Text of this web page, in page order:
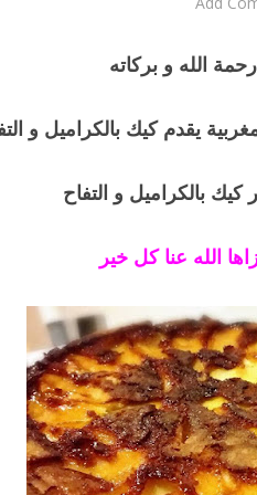
الله و بركاته
يقدم كيك بالكراميل و
بالكراميل و التفاح
الله عنا كل خير